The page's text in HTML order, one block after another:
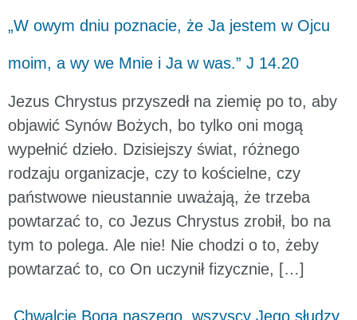
„W owym dniu poznacie, że Ja jestem w Ojcu
moim, a wy we Mnie i Ja w was.” J 14.20
Jezus Chrystus przyszedł na ziemię po to, aby
objawić Synów Bożych, bo tylko oni mogą
wypełnić dzieło. Dzisiejszy świat, różnego
rodzaju organizacje, czy to kościelne, czy
państwowe nieustannie uważają, że trzeba
powtarzać to, co Jezus Chrystus zrobił, bo na
tym to polega. Ale nie! Nie chodzi o to, żeby
powtarzać to, co On uczynił fizycznie, […]
„Chwalcie Boga naszego, wszyscy Jego słudzy,